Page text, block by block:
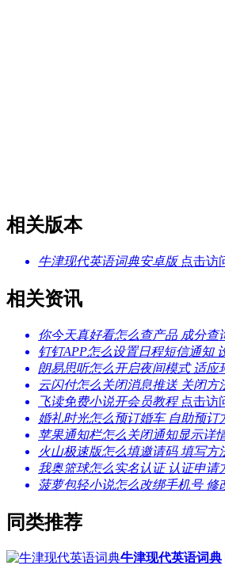
相关版本
牛津现代英语词典安卓版 点击访
相关资讯
你今天真好看怎么查产品 成分查
钉钉APP怎么设置日程短信通知
朗易思听怎么开启夜间模式 适应
云闪付怎么关闭消息推送 关闭方
飞读免费小说开会员教程 点击访
婚礼时光怎么预订婚车 自助预订
苹果通知栏怎么关闭通知显示详
火山极速版怎么填邀请码 填写方
我奥篮球怎么实名认证 认证申请
菠萝包轻小说怎么改绑手机号 修
同类推荐
牛津现代英语词典